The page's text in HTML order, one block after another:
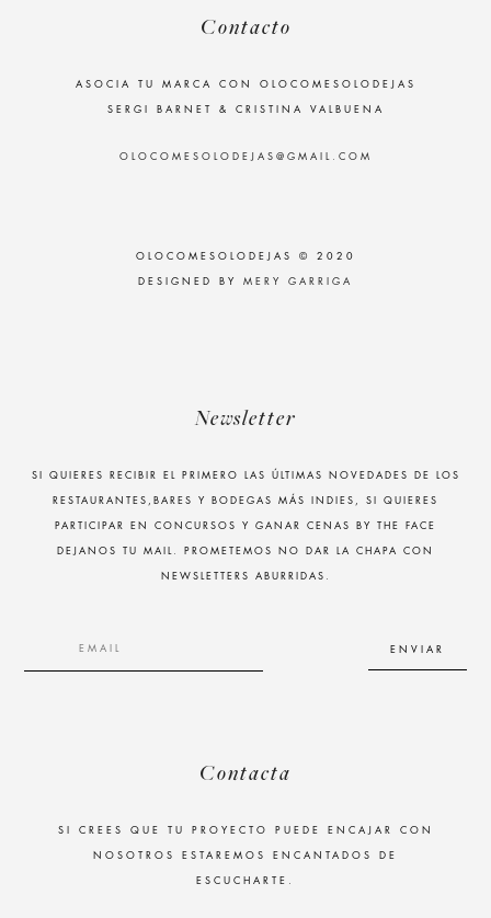
Contacto
ASOCIA TU MARCA CON OLOCOMESOLODEJAS
SERGI BARNET & CRISTINA VALBUENA
OLOCOMESOLODEJAS@GMAIL.COM
OLOCOMESOLODEJAS © 2020
DESIGNED BY MERY GARRIGA
Newsletter
SI QUIERES RECIBIR EL PRIMERO LAS ÚLTIMAS NOVEDADES DE LOS
RESTAURANTES,BARES Y BODEGAS MÁS INDIES, SI QUIERES
PARTICIPAR EN CONCURSOS Y GANAR CENAS BY THE FACE
DEJANOS TU MAIL. PROMETEMOS NO DAR LA CHAPA CON
NEWSLETTERS ABURRIDAS.
Contacta
SI CREES QUE TU PROYECTO PUEDE ENCAJAR CON
NOSOTROS ESTAREMOS ENCANTADOS DE
ESCUCHARTE.